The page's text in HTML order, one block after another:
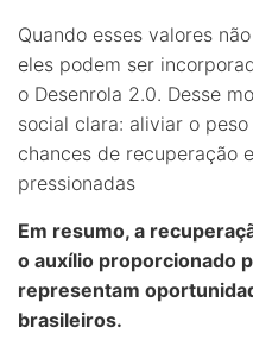
Quando esses valores
eles podem ser
o Desenrola 2.0. Desse
social clara: aliviar o
chances de recuperação
pressionadas
Em resumo, a
o auxílio proporcionado
representam
brasileiros.